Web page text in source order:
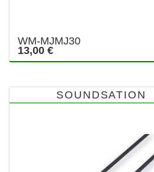
WM-MJMJ30
13,00 €
SOUNDSATION